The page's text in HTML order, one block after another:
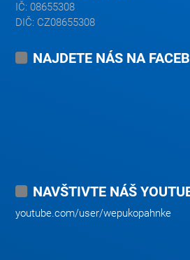
IČ: 08655308
DIČ: CZ08655308
NAJDETE NÁS NA
NAVŠTIVTE NÁŠ
youtube.com/user/wepukopahnke